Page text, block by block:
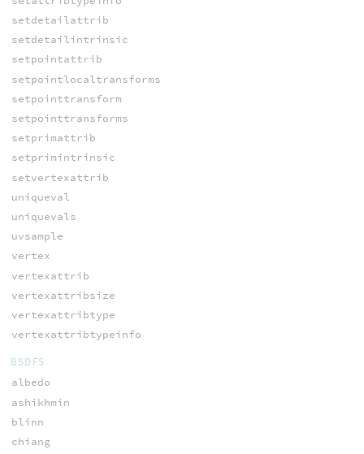
setdetailattrib
setdetailintrinsic
setpointattrib
setpointlocaltransforms
setpointtransform
setpointtransforms
setprimattrib
setprimintrinsic
setvertexattrib
uniqueval
uniquevals
uvsample
vertex
vertexattrib
vertexattribsize
vertexattribtype
vertexattribtypeinfo
BSDFS
albedo
ashikhmin
blinn
chiang